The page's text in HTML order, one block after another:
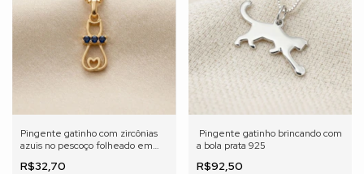
Pingente gatinho com zircônias
azuis no pescoço folheado em
R$32,70
Pingente gatinho brincando com
a bola prata 925
R$92,50